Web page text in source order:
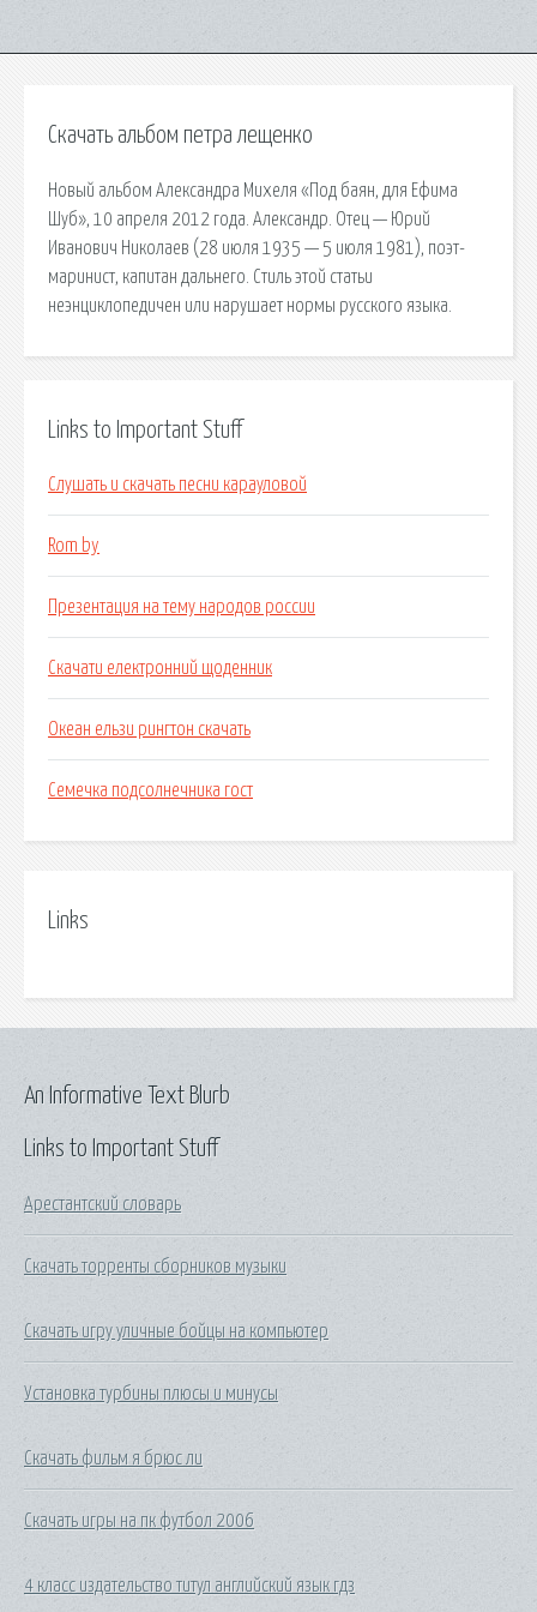
Скачать альбом петра лещенко
Новый альбом Александра Михеля «Под баян, для Ефима
Шуб», 10 апреля 2012 года. Александр. Отец — Юрий
Иванович Николаев (28 июля 1935 — 5 июля 1981), поэт-
маринист, капитан дальнего. Стиль этой статьи
неэнциклопедичен или нарушает нормы русского языка.
Links to Important Stuff
Слушать и скачать песни карауловой
Rom by
Презентация на тему народов россии
Скачати електронний щоденник
Океан ельзи рингтон скачать
Семечка подсолнечника гост
Links
Links to Important Stuff
Арестантский словарь
Скачать торренты сборников музыки
Скачать игру уличные бойцы на компьютер
Установка турбины плюсы и минусы
Скачать фильм я брюс ли
Скачать игры на пк футбол 2006
4 класс издательство титул английский язык гдз
An Informative Text Blurb